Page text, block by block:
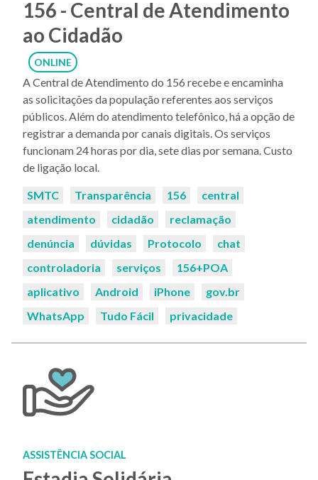
156 - Central de Atendimento
ao Cidadão
ONLINE
A Central de Atendimento do 156 recebe e encaminha
as solicitações da população referentes aos serviços
públicos. Além do atendimento telefônico, há a opção de
registrar a demanda por canais digitais. Os serviços
funcionam 24 horas por dia, sete dias por semana. Custo
de ligação local.
Palavras-
SMTC Transparência 156
central
atendimento
cidadão
reclamação
denúncia
dúvidas Protocolo
chat
controladoria
serviços
156+POA
aplicativo
Android iPhone
gov.br
WhatsApp
Tudo Fácil privacidade
ASSISTÊNCIA SOCIAL